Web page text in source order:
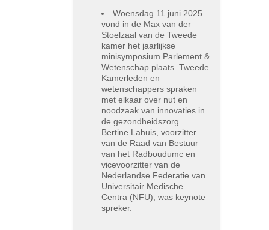
Woensdag 11 juni 2025
vond in de Max van der
Stoelzaal van de Tweede
kamer het jaarlijkse
minisymposium Parlement &
Wetenschap plaats. Tweede
Kamerleden en
wetenschappers spraken
met elkaar over nut en
noodzaak van innovaties in
de gezondheidszorg.
Bertine Lahuis, voorzitter
van de Raad van Bestuur
van het Radboudumc en
vicevoorzitter van de
Nederlandse Federatie van
Universitair Medische
Centra (NFU), was keynote
spreker.